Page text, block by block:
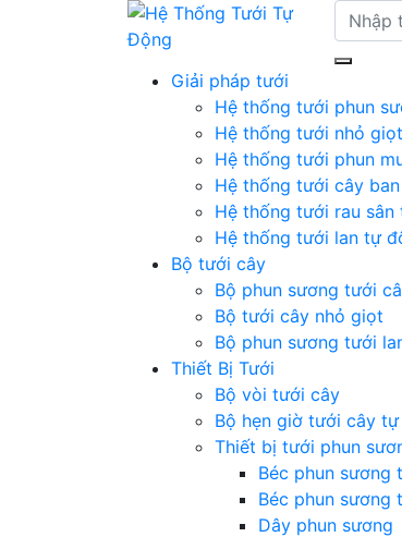
Giải pháp tưới
Hệ thống tưới phun
Hệ thống tưới nhỏ giọt
Hệ thống tưới phun
Hệ thống tưới cây
Hệ thống tưới rau sân
Hệ thống tưới lan tự
Bộ tưới cây
Bộ phun sương tưới
Bộ tưới cây nhỏ giọt
Bộ phun sương tưới
Thiết Bị Tưới
Bộ vòi tưới cây
Bộ hẹn giờ tưới cây
Thiết bị tưới phun
Béc phun sương
Béc phun sương
Dây phun sương